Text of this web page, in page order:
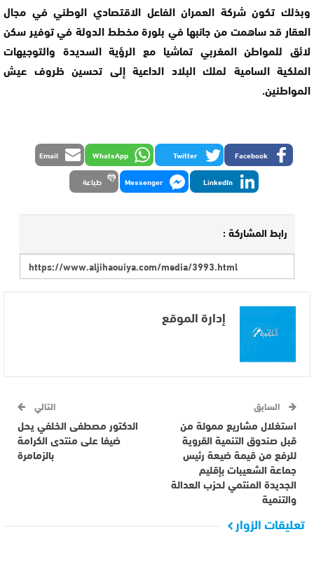
وبذلك تكون شركة العمران الفاعل الاقتصادي الوطني في مجال
العقار قد ساهمت من جانبها في بلورة مخطط الدولة في توفير سكن
لائق للمواطن المغربي تماشيا مع الرؤية السديدة والتوجيهات
الملكية السامية لملك البلاد الداعية إلى تحسين ظروف عيش
المواطنين.
Facebook
Twitter
WhatsApp
Email
LinkedIn
Messenger طباعة
رابط المشاركة :
إدارة الموقع
السابق
استغلال مشاريع ممولة من
قبل صندوق التنمية القروية
للرفع من قيمة ضيعة رئيس
جماعة الشعيبات بإقليم
الجديدة المنتمي لحزب العدالة
والتنمية
التالي
الدكتور مصطفى الخلفي يحل
ضيفا على منتدى الكرامة
بالزمامرة
تعليقات الزوار